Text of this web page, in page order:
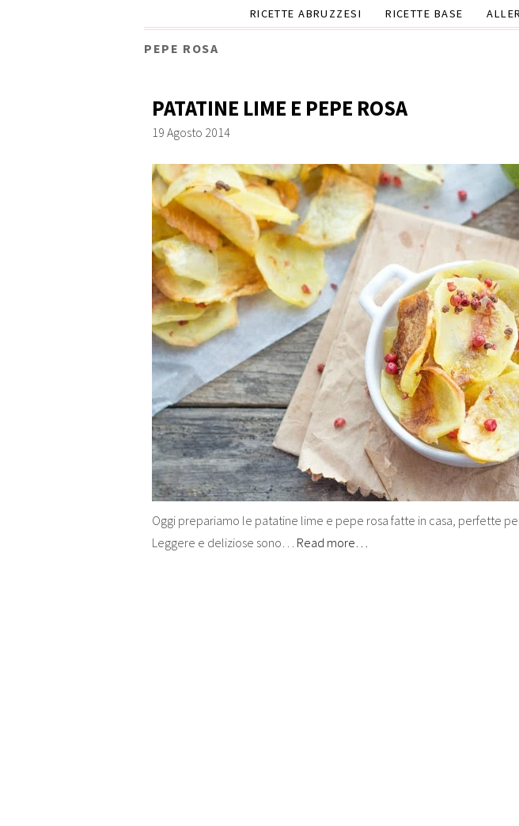
RICETTE ABRUZZESI
RICETTE BASE
PEPE ROSA
PATATINE LIME E PEPE ROSA
19 Agosto 2014
Oggi prepariamo le patatine lime e pepe rosa fatte in casa, perfette
Leggere e deliziose sono… Read more…